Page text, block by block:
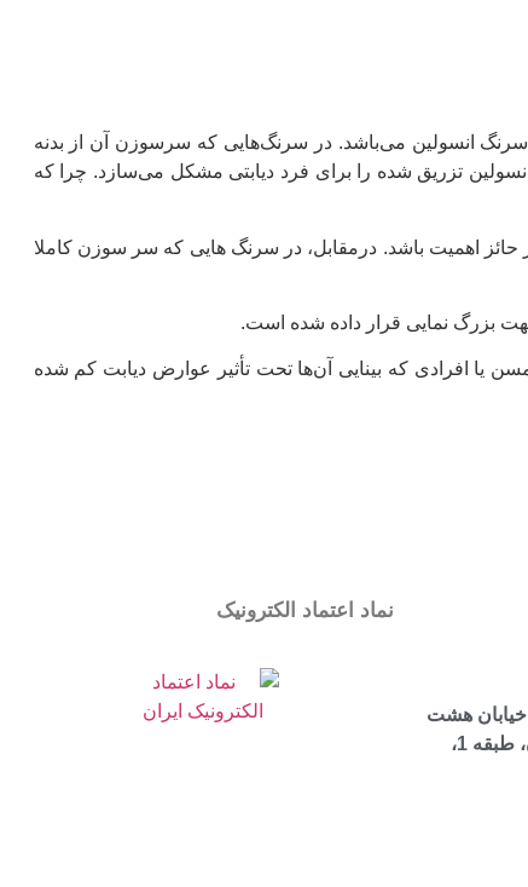
سرنگ انسولین می‌‏باشد. در سرنگ‌هایی که سرسوزن آن از بدنه
تزریق شده را برای فرد دیابتی مشکل می‌سازد. چرا که
حائز اهمیت باشد. درمقابل، در سرنگ هایی که سر سوزن کاملا
بزرگ نمایی قرار داده شده است.
یا افرادی که بینایی آن‏‌ها تحت تأثیر عوارض دیابت کم شده
خیابان هشت
بهشت شرقی، ساختمان مرجان، طبقه 1،
نماد اعتماد الکترونیک